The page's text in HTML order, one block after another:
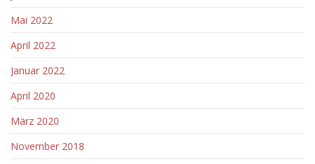
Mai 2022
April 2022
Januar 2022
April 2020
März 2020
November 2018